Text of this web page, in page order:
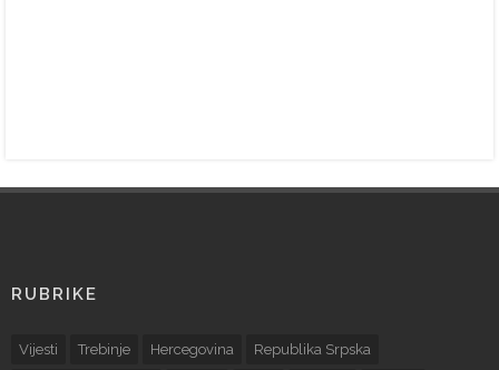
RUBRIKE
Vijesti Trebinje Hercegovina Republika Srpska